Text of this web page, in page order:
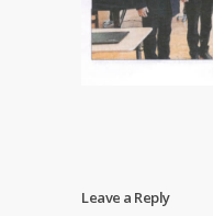
Leave a Reply